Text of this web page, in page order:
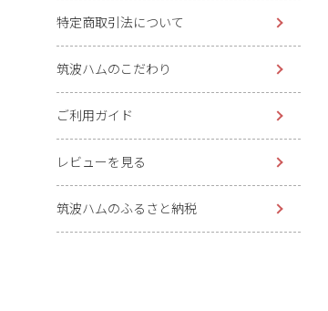
特定商取引法について
筑波ハムのこだわり
ご利用ガイド
レビューを見る
筑波ハムのふるさと納税